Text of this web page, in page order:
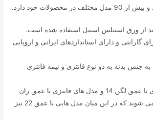
محصولات خود دارد.
از ورق استنلس استیل استفاده شده است.
گارانتی و دارای استانداردهای ایرانی و اروپایی
جنس بدنه به دو نوع فانتزی و نیمه فانتزی
مدل های نیمه فانتزی با عمق لگن 14 و مدل های فانتزی با عمق ران
20 طراحی و تولید می شوند که در این میان مدل هایی با عمق 22 نیز